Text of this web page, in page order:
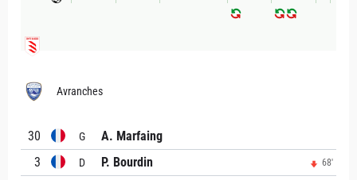
Avranches
30 G
A. Marfaing
3
D P. Bourdin 68'